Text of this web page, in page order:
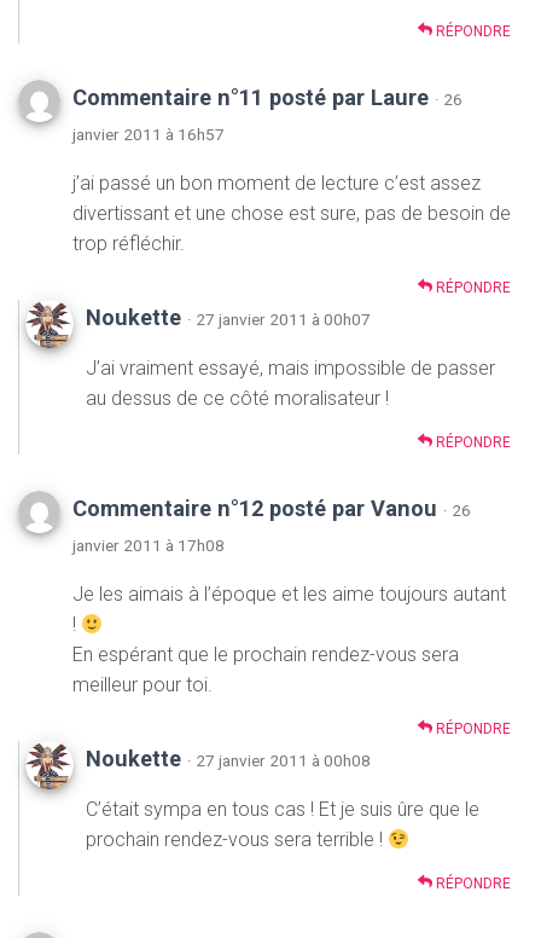
RÉPONDRE
Commentaire n°11 posté par Laure · 26
janvier 2011 à 16h57
j’ai passé un bon moment de lecture c’est assez
divertissant et une chose est sure, pas de besoin de
trop réfléchir.
RÉPONDRE
Noukette · 27 janvier 2011 à 00h07
J’ai vraiment essayé, mais impossible de passer
au dessus de ce côté moralisateur !
RÉPONDRE
Commentaire n°12 posté par Vanou · 26
janvier 2011 à 17h08
Je les aimais à l’époque et les aime toujours autant
!
En espérant que le prochain rendez-vous sera
meilleur pour toi.
RÉPONDRE
Noukette · 27 janvier 2011 à 00h08
C’était sympa en tous cas ! Et je suis ûre que le
prochain rendez-vous sera terrible !
RÉPONDRE